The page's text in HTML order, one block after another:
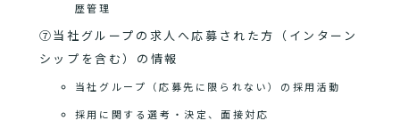
歴管理
⑦当社グループの求人へ応募された方（インターン
シップを含む）の情報
当社グループ（応募先に限られない）の採用活動
採用に関する選考・決定、面接対応